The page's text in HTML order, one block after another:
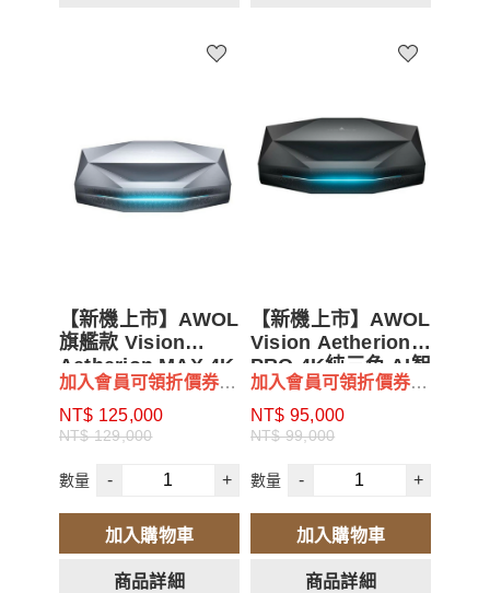
【新機上市】AWOL
旗艦款 Vision
Aetherion MAX 4K
超短焦三雷射AI智能
投影電視 4100流明
亮度
加入會員可領折價券
$500
NT$ 125,000
NT$ 129,000
數量 - +
加入購物車
商品詳細
【新機上市】AWOL
Vision Aetherion
PRO 4K純三色 AI智
能超短焦投影機
加入會員可領折價券
$500
NT$ 95,000
NT$ 99,000
數量 - +
加入購物車
商品詳細